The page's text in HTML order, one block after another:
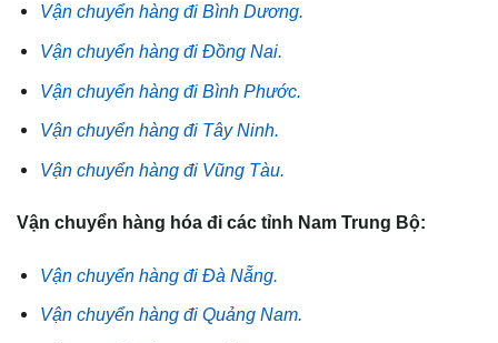
Vận chuyển hàng đi Bình Dương.
Vận chuyển hàng đi Đồng Nai.
Vận chuyển hàng đi Bình Phước.
Vận chuyển hàng đi Tây Ninh.
Vận chuyển hàng đi Vũng Tàu.
Vận chuyển hàng hóa đi các tỉnh Nam Trung Bộ:
Vận chuyển hàng đi Đà Nẵng.
Vận chuyển hàng đi Quảng Nam.